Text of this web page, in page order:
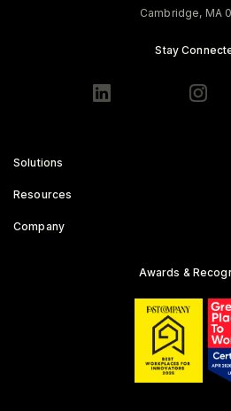
Cambridge, MA
Stay
Solutions
Resources
Road Risk
Customer
Company
Careers
Diversity &
Awards &